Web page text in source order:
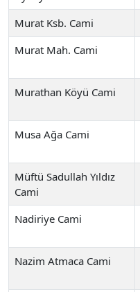
Murat Ksb. Cami
Murat Mah. Cami
Murathan Köyü Cami
Musa Ağa Cami
Müftü Sadullah Yıldız
Cami
Nadiriye Cami
Nazim Atmaca Cami